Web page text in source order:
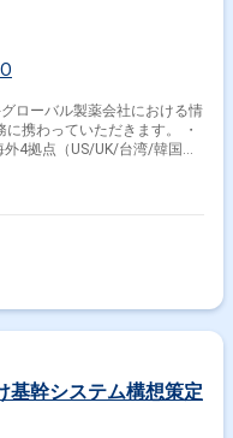
ローバル製薬会社における情
携わっていただきます。 ・
4拠点（US/UK/台湾/韓国）
用するプラットフォームは
基幹システム構想策定